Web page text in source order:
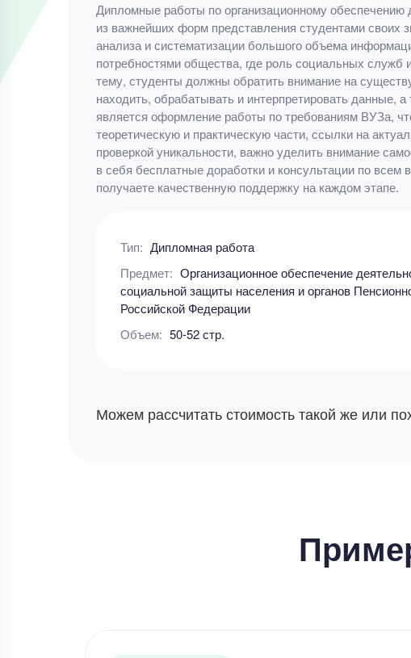
Дипломные работы по организационному
из важнейших форм представления студентами своих
анализа и систематизации большого объема
потребностями общества, где роль социальных служб
тему, студенты должны обратить внимание на
находить, обрабатывать и интерпретировать данные,
является оформление работы по требованиям ВУЗа,
теоретическую и практическую части, ссылки на
проверкой уникальности, важно уделить внимание
в себя бесплатные доработки и консультации по
получаете качественную поддержку на каждом этапе.
Тип: Дипломная работа
Предмет: Организационное обеспечение
социальной защиты населения и органов
Российской Федерации
Объем: 50-52 стр.
Можем рассчитать стоимость такой же или